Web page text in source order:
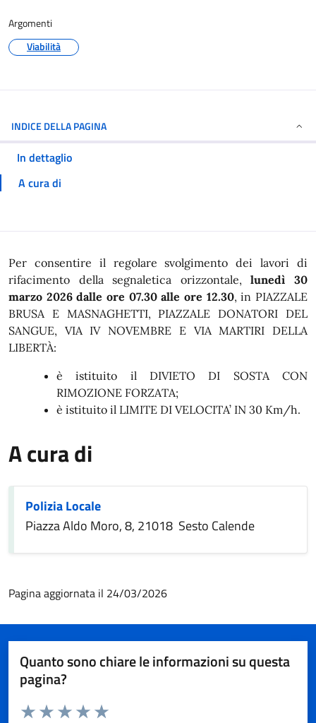
Argomenti
Viabilità
INDICE DELLA PAGINA
In dettaglio
A cura di
In dettaglio
Per consentire il regolare svolgimento dei lavori di
rifacimento della segnaletica orizzontale, lunedì 30
marzo 2026 dalle ore 07.30 alle ore 12.30, in PIAZZALE
BRUSA E MASNAGHETTI, PIAZZALE DONATORI DEL
SANGUE, VIA IV NOVEMBRE E VIA MARTIRI DELLA
LIBERTÀ:
è istituito il DIVIETO DI SOSTA CON
RIMOZIONE FORZATA;
è istituito il LIMITE DI VELOCITA’ IN 30 Km/h.
A cura di
Polizia Locale
Piazza Aldo Moro, 8, 21018 Sesto Calende
Pagina aggiornata il 24/03/2026
Quanto sono chiare le informazioni su questa
pagina?
Valuta da 1 a 5 stelle la pagina